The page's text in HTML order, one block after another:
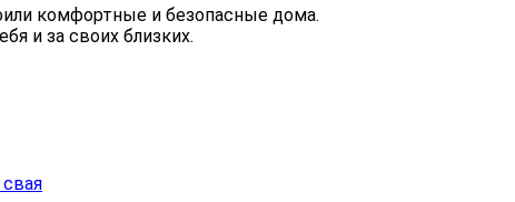
комфортные и безопасные дома.
и за своих близких.